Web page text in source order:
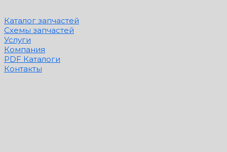
Каталог запчастей
Схемы запчастей
Услуги
Компания
PDF Каталоги
Контакты